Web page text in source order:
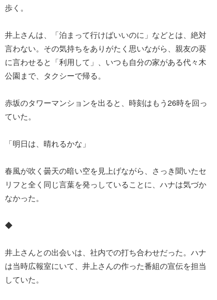
歩く。
井上さんは、「泊まって行けばいいのに」などとは、絶対
言わない。その気持ちをありがたく思いながら、親友の葵
に言わせると「利用して」、いつも自分の家がある代々木
公園まで、タクシーで帰る。
赤坂のタワーマンションを出ると、時刻はもう26時を回っ
ていた。
「明日は、晴れるかな」
春風が吹く曇天の暗い空を見上げながら、さっき聞いたセ
リフと全く同じ言葉を発っしていることに、ハナは気づか
なかった。
◆
井上さんとの出会いは、社内での打ち合わせだった。ハナ
は当時広報室にいて、井上さんの作った番組の宣伝を担当
していた。